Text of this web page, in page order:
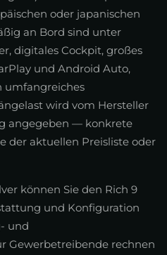
oder japanischen
an Bord sind unter
digitales Cockpit, großes
und Android Auto,
umfangreiches
wird vom Hersteller
angegeben — konkrete
der aktuellen Preisliste oder
können Sie den Rich 9
und Konfiguration
und
Gewerbetreibende rechnen